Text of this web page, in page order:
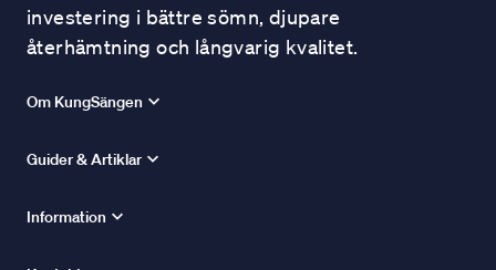
investering i bättre sömn, djupare
återhämtning och långvarig kvalitet.
Om KungSängen
Guider & Artiklar
Information